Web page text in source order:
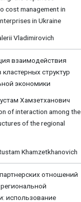
cost management in
in Ukraine
Vladimirovich
взаимодействия
кластерных структур
экономики
Хамзетханович
of interaction among the
of the regional
Khamzetkhanovich
отношений
использование